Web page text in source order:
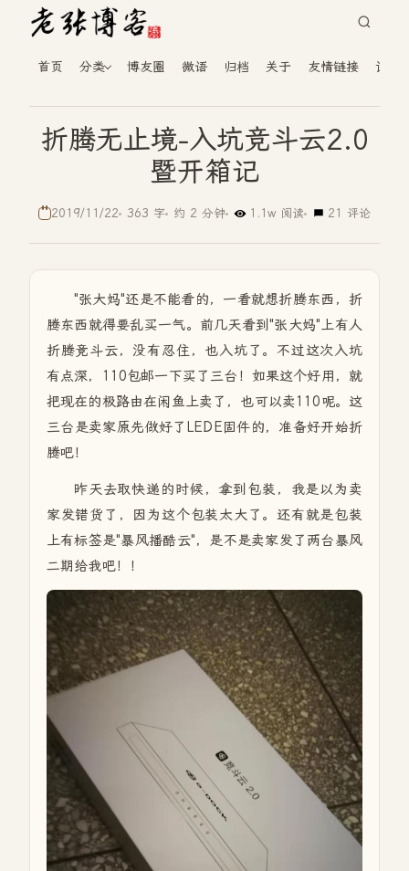
首页 分类 博友圈 微语 归档 关于 友情链接 读者
折腾无止境-入坑竞斗云2.0
暨开箱记
2019/11/22 363 字 约 2 分钟 1.1w 阅读 21 评论
"张大妈"还是不能看的，一看就想折腾东西，折
腾东西就得要乱买一气。前几天看到"张大妈"上有人
折腾竞斗云，没有忍住，也入坑了。不过这次入坑
有点深，110包邮一下买了三台！如果这个好用，就
把现在的极路由在闲鱼上卖了，也可以卖110呢。这
三台是卖家原先做好了LEDE固件的，准备好开始折
腾吧！
昨天去取快递的时候，拿到包装，我是以为卖
家发错货了，因为这个包装太大了。还有就是包装
上有标签是"暴风播酷云"，是不是卖家发了两台暴风
二期给我吧！！